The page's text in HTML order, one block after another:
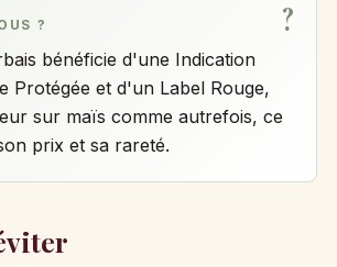
?
bénéficie d'une Indication
Protégée et d'un Label Rouge,
sur maïs comme autrefois, ce
prix et sa rareté.